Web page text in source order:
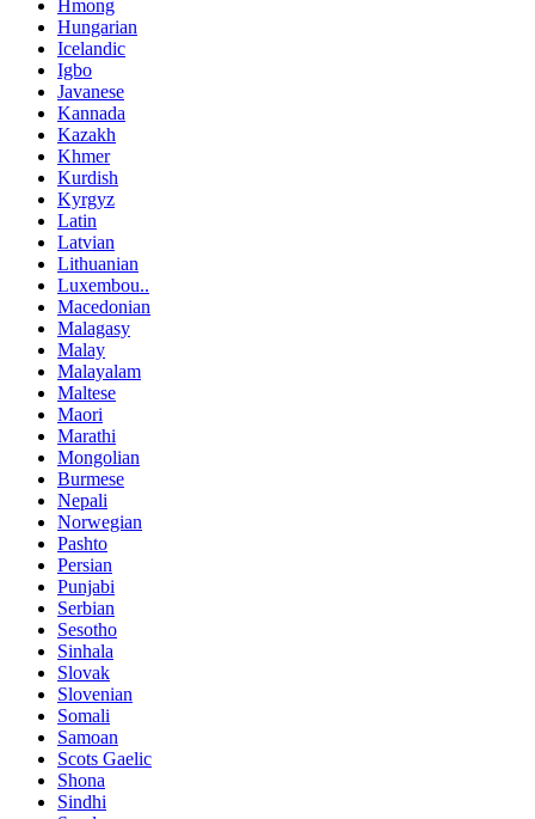
Hmong
Hungarian
Icelandic
Igbo
Javanese
Kannada
Kazakh
Khmer
Kurdish
Kyrgyz
Latin
Latvian
Lithuanian
Luxembou..
Macedonian
Malagasy
Malay
Malayalam
Maltese
Maori
Marathi
Mongolian
Burmese
Nepali
Norwegian
Pashto
Persian
Punjabi
Serbian
Sesotho
Sinhala
Slovak
Slovenian
Somali
Samoan
Scots Gaelic
Shona
Sindhi